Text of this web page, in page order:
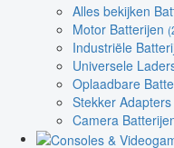
Alles bekijken
Motor Batterijen
Industriële
Universele
Oplaadbare
Stekker Adapters
Camera